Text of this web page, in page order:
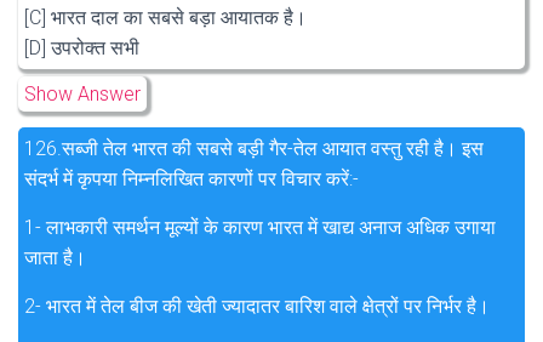
[C] भारत दाल का सबसे बड़ा आयातक है।
[D] उपरोक्त सभी
Show Answer
126.सब्जी तेल भारत की सबसे बड़ी गैर-तेल आयात वस्तु रही है। इस
संदर्भ में कृपया निम्नलिखित कारणों पर विचार करें:-
1- लाभकारी समर्थन मूल्यों के कारण भारत में खाद्य अनाज अधिक उगाया
जाता है।
2- भारत में तेल बीज की खेती ज्यादातर बारिश वाले क्षेत्रों पर निर्भर है।